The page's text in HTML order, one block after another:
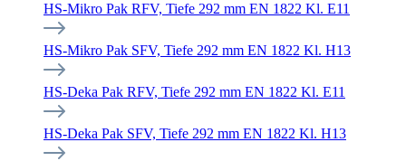
HS-Mikro Pak RFV, Tiefe 292 mm EN 1822 Kl. E11
HS-Mikro Pak SFV, Tiefe 292 mm EN 1822 Kl. H13
HS-Deka Pak RFV, Tiefe 292 mm EN 1822 Kl. E11
HS-Deka Pak SFV, Tiefe 292 mm EN 1822 Kl. H13